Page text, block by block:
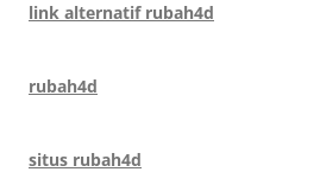
link alternatif rubah4d
rubah4d
situs rubah4d